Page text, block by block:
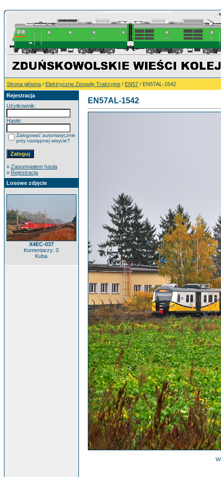
Strona główna / Elektryczne Zespoły Trakcyjne / EN57 / EN57AL-1542
Rejestracja
Użytkownik:
Hasło:
Zalogować automatycznie
przy następnej wizycie?
» Zapomniałem hasła
» Rejestracja
Losowe zdjęcie
X4EC-037
Komentarzy: 0
Kuba
EN57AL-1542